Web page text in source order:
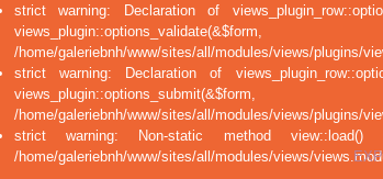
strict warning: Declaration of
/home/galeriebnh/www/sites/all/modules/views/plugins/
strict warning: Declaration of
/home/galeriebnh/www/sites/all/modules/views/plugins/
strict warning: Non-static method
/home/galeriebnh/www/sites/all/modules/views/